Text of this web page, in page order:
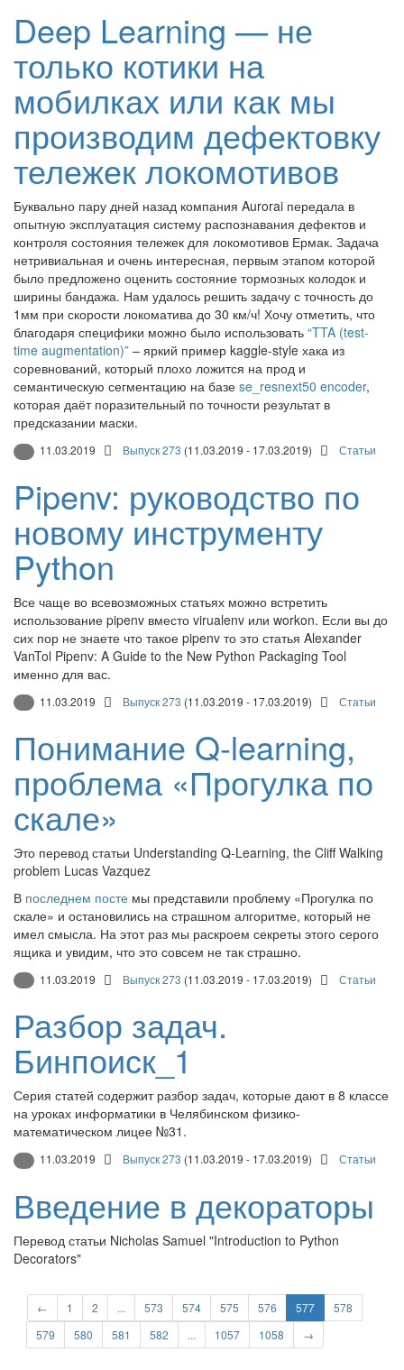
Deep Learning — не
только котики на
мобилках или как мы
производим дефектовку
тележек локомотивов
Буквально пару дней назад компания Aurorai передала в
опытную эксплуатация систему распознавания дефектов и
контроля состояния тележек для локомотивов Ермак. Задача
нетривиальная и очень интересная, первым этапом которой
было предложено оценить состояние тормозных колодок и
ширины бандажа. Нам удалось решить задачу с точность до
1мм при скорости локоматива до 30 км/ч! Хочу отметить, что
благодаря специфики можно было использовать “TTA (test-
time augmentation)” – яркий пример kaggle-style хака из
соревнований, который плохо ложится на прод и
семантическую сегментацию на базе se_resnext50 encoder,
которая даёт поразительный по точности результат в
предсказании маски.
11.03.2019 Выпуск 273 (11.03.2019 - 17.03.2019) Статьи
Pipenv: руководство по
новому инструменту
Python
Все чаще во всевозможных статьях можно встретить
использование pipenv вместо virualenv или workon. Если вы до
сих пор не знаете что такое pipenv то это статья Alexander
VanTol Pipenv: A Guide to the New Python Packaging Tool
именно для вас.
11.03.2019 Выпуск 273 (11.03.2019 - 17.03.2019) Статьи
Понимание Q-learning,
проблема «Прогулка по
скале»
Это перевод статьи Understanding Q-Learning, the Cliff Walking
problem Lucas Vazquez
В последнем посте мы представили проблему «Прогулка по
скале» и остановились на страшном алгоритме, который не
имел смысла. На этот раз мы раскроем секреты этого серого
ящика и увидим, что это совсем не так страшно.
11.03.2019 Выпуск 273 (11.03.2019 - 17.03.2019) Статьи
Разбор задач.
Бинпоиск_1
Серия статей содержит разбор задач, которые дают в 8 классе
на уроках информатики в Челябинском физико-
математическом лицее №31.
11.03.2019 Выпуск 273 (11.03.2019 - 17.03.2019) Статьи
Введение в декораторы
Перевод статьи Nicholas Samuel "Introduction to Python
Decorators"
← 1 2 ... 573 574 575 576 577
578
579
580 581 582 ... 1057 1058 →